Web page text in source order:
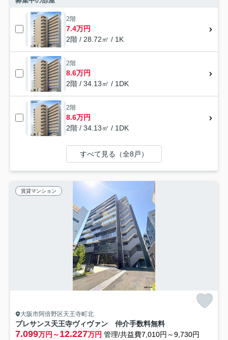
2階
7.4万円
2階 / 28.72㎡ / 1K
2階
8.6万円
2階 / 34.13㎡ / 1DK
2階
8.6万円
2階 / 34.13㎡ / 1DK
すべて見る（全8戸）
賃貸マンション
大阪市阿倍野区天王寺町北
プレサンス天王寺ヴィヴァン 仲介手数料無料
7.099万円～12.227万円 管理/共益費7,010円～9,730円